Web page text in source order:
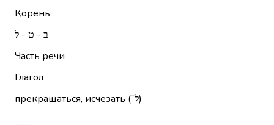
Корень
ב - ט - ל
Часть речи
Глагол
прекращаться, исчезать (ל־)